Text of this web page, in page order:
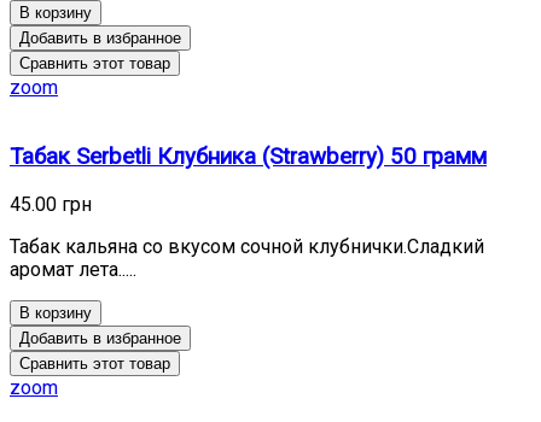
В корзину
Добавить в избранное
Сравнить этот товар
zoom
Табак Serbetli Клубника (Strawberry) 50 грамм
45.00 грн
Табак кальяна со вкусом сочной клубнички.Сладкий
аромат лета.....
В корзину
Добавить в избранное
Сравнить этот товар
zoom